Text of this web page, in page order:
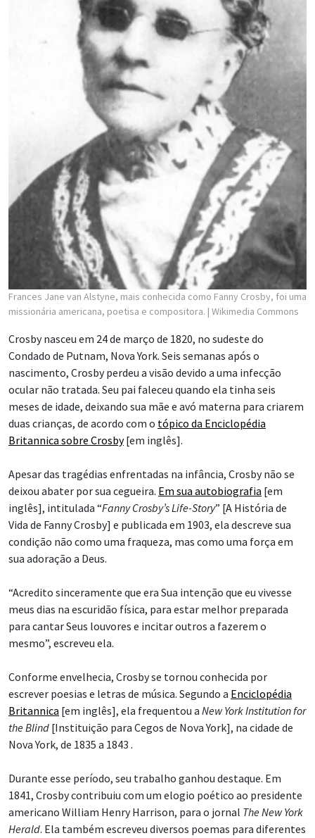
Frances Jane van Alstyne, mais conhecida como Fanny Crosby, foi uma
missionária americana, poetisa e compositora. | Wikimedia Commons
Crosby nasceu em 24 de março de 1820, no sudeste do
Condado de Putnam, Nova York. Seis semanas após o
nascimento, Crosby perdeu a visão devido a uma infecção
ocular não tratada. Seu pai faleceu quando ela tinha seis
meses de idade, deixando sua mãe e avó materna para criarem
duas crianças, de acordo com o tópico da Enciclopédia
Britannica sobre Crosby[em inglês].
Apesar das tragédias enfrentadas na infância, Crosby não se
deixou abater por sua cegueira. Em sua autobiografia [em
inglês], intitulada “Fanny Crosby’s Life-Story” [A História de
Vida de Fanny Crosby] e publicada em 1903, ela descreve sua
condição não como uma fraqueza, mas como uma força em
sua adoração a Deus.
“Acredito sinceramente que era Sua intenção que eu vivesse
meus dias na escuridão física, para estar melhor preparada
para cantar Seus louvores e incitar outros a fazerem o
mesmo”, escreveu ela.
Conforme envelhecia, Crosby se tornou conhecida por
escrever poesias e letras de música. Segundo a Enciclopédia
Britannica [em inglês], ela frequentou a New York Institution for
the Blind [Instituição para Cegos de Nova York], na cidade de
Nova York, de 1835 a 1843 .
Durante esse período, seu trabalho ganhou destaque. Em
1841, Crosby contribuiu com um elogio poético ao presidente
americano William Henry Harrison, para o jornal The New York
Herald. Ela também escreveu diversos poemas para diferentes